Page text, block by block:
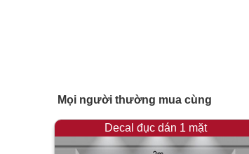
Mọi người thường mua cùng
Decal đục dán 1 mặt